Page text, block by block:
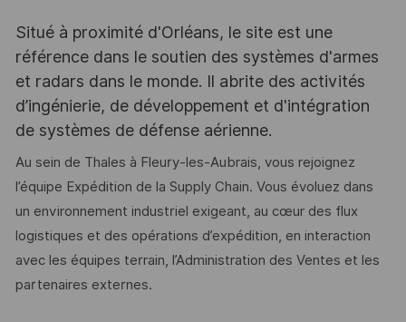
Situé à proximité d'Orléans, le site est une
référence dans le soutien des systèmes d'armes
et radars dans le monde. Il abrite des activités
d’ingénierie, de développement et d'intégration
de systèmes de défense aérienne.
Au sein de Thales à Fleury-les-Aubrais, vous rejoignez
l’équipe Expédition de la Supply Chain. Vous évoluez dans
un environnement industriel exigeant, au cœur des flux
logistiques et des opérations d’expédition, en interaction
avec les équipes terrain, l’Administration des Ventes et les
partenaires externes.